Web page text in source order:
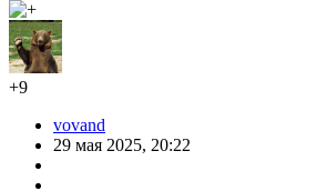
+9
vovand
29 мая 2025, 20:22